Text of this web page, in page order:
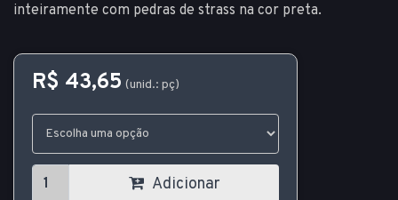
inteiramente com pedras de strass na cor preta.
R$ 43,65 (unid.: pç)
Adicionar